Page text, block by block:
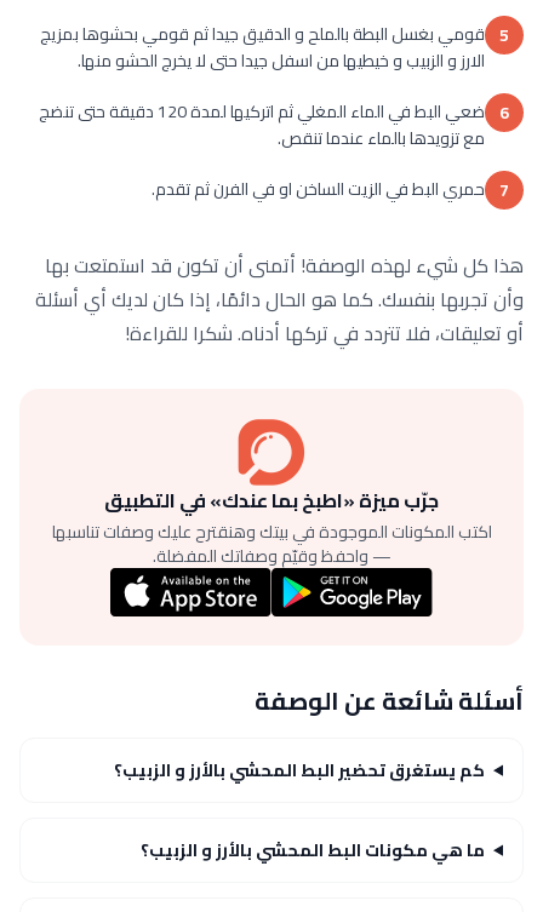
5 قومي بغسل البطة بالملح و الدقيق جيدا ثم قومي بحشوها بمزيج
الارز و الزبيب و خيطيها من اسفل جيدا حتى لا يخرج الحشو منها.
6
ضعي البط في الماء المغلي ثم اتركيها لمدة 120 دقيقة حتى تنضج
مع تزويدها بالماء عندما تنقص.
7 حمري البط في الزيت الساخن او في الفرن ثم تقدم.
هذا كل شيء لهذه الوصفة! أتمنى أن تكون قد استمتعت بها
وأن تجربها بنفسك. كما هو الحال دائمًا، إذا كان لديك أي أسئلة
أو تعليقات، فلا تتردد في تركها أدناه. شكرا للقراءة!
جرّب ميزة «اطبخ بما عندك» في التطبيق
اكتب المكونات الموجودة في بيتك وهنقترح عليك وصفات تناسبها
— واحفظ وقيّم وصفاتك المفضلة.
أسئلة شائعة عن الوصفة
كم يستغرق تحضير البط المحشي بالأرز و الزبيب؟
ما هي مكونات البط المحشي بالأرز و الزبيب؟